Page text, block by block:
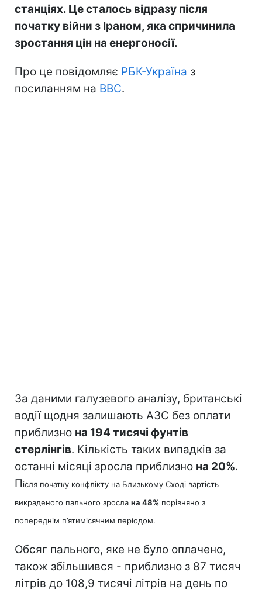
станціях. Це сталось відразу після
початку війни з Іраном, яка спричинила
зростання цін на енергоносії.
Про це повідомляє РБК-Україна з
посиланням на BBC.
За даними галузевого аналізу, британські
водії щодня залишають АЗС без оплати
приблизно на 194 тисячі фунтів
стерлінгів. Кількість таких випадків за
останні місяці зросла приблизно на 20%.
Після початку конфлікту на Близькому Сході вартість
викраденого пального зросла на 48% порівняно з
попереднім п’ятимісячним періодом.
Обсяг пального, яке не було оплачено,
також збільшився - приблизно з 87 тисяч
літрів до 108,9 тисячі літрів на день по